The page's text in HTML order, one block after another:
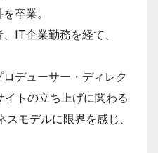
卒業。
IT企業勤務を経て、
デューサー・ディレク
トの立ち上げに関わる
モデルに限界を感じ、